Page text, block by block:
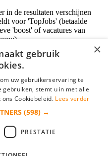
in de resultaten verschijnen
voor 'TopJobs' (betaalde
'boost' of vacatures van
×
gebruik
uw gebruikerservaring te
stemt u in met alle
Cookiebeleid. Lees verder
(598) →
PRESTATIE